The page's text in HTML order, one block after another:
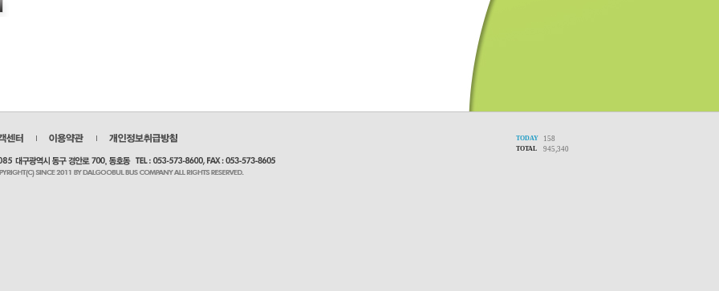
TODAY 158
TOTAL 945,340